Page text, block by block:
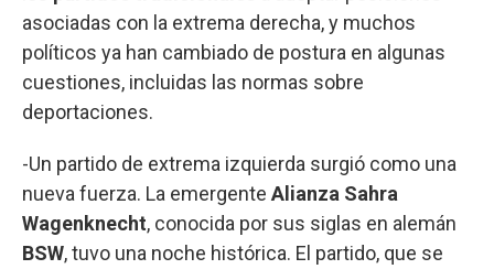
asociadas con la extrema derecha, y muchos
políticos ya han cambiado de postura en algunas
cuestiones, incluidas las normas sobre
deportaciones.
-Un partido de extrema izquierda surgió como una
nueva fuerza. La emergente Alianza Sahra
Wagenknecht, conocida por sus siglas en alemán
BSW, tuvo una noche histórica. El partido, que se